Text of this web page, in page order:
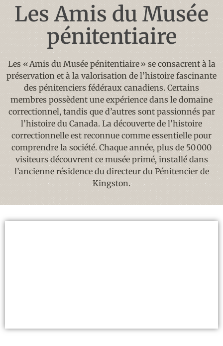
Les Amis du Musée
pénitentiaire
Les « Amis du Musée pénitentiaire » se consacrent à la
préservation et à la valorisation de l’histoire fascinante
des pénitenciers fédéraux canadiens. Certains
membres possèdent une expérience dans le domaine
correctionnel, tandis que d’autres sont passionnés par
l’histoire du Canada. La découverte de l’histoire
correctionnelle est reconnue comme essentielle pour
comprendre la société. Chaque année, plus de 50 000
visiteurs découvrent ce musée primé, installé dans
l’ancienne résidence du directeur du Pénitencier de
Kingston.